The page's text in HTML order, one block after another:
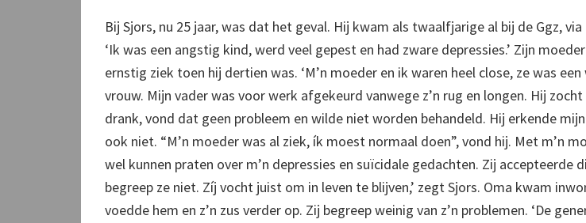
Bij Sjors, nu 25 jaar, was dat het geval. Hij kwam als twaalfjarige al bij de Ggz,
‘Ik was een angstig kind, werd veel gepest en had zware depressies.’ Zijn
ernstig ziek toen hij dertien was. ‘M’n moeder en ik waren heel close, ze was
vrouw. Mijn vader was voor werk afgekeurd vanwege z’n rug en longen. Hij
drank, vond dat geen probleem en wilde niet worden behandeld. Hij erkende
ook niet. “M’n moeder was al ziek, ík moest normaal doen”, vond hij. Met m’n
wel kunnen praten over m’n depressies en suïcidale gedachten. Zij accepteerde
begreep ze niet. Zíj vocht juist om in leven te blijven,’ zegt Sjors. Oma kwam
voedde hem en z’n zus verder op. Zij begreep weinig van z’n problemen. ‘De